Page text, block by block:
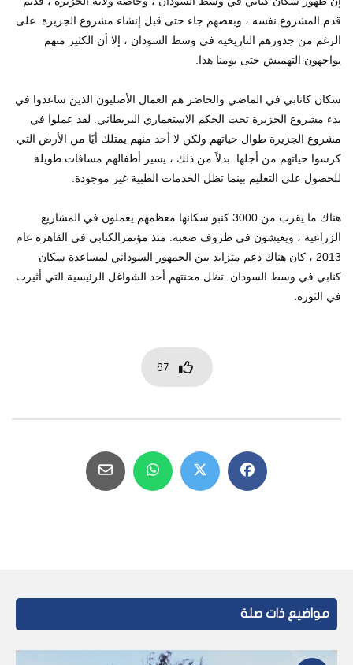
قدم المشروع نفسه ، وبعضهم جاء حتى قبل إنشاء مشروع الجزيرة. على
الرغم من جذورهم التاريخية في وسط السودان ، إلا أن الكثير منهم
يواجهون التهميش حتى يومنا هذا.
سكان كانابي في الماضي والحاضر هم العمال الأصليون الذين ساعدوا في
بدء مشروع الجزيرة تحت الحكم الاستعماري البريطاني. لقد عملوا في
مشروع الجزيرة طوال حياتهم ولكن لا أحد منهم يمتلك أيًا من الأرض التي
كرسوا حياتهم من أجلها. بدلاً من ذلك ، يسير أطفالهم مسافات طويلة
للحصول على التعليم بينما تظل الخدمات الطبية غير موجودة.
هناك ما يقرب من 3000 كنبو سكانها معظمهم يعملون في المشاريع
الزراعية ، ويعيشون في ظروف صعبة. منذ مؤتمرالكنابي في القاهرة عام
2013 ، كان هناك دعم متزايد بين الجمهور السوداني لمساعدة سكان
كنابي في وسط السودان. تظل محنتهم أحد الشواغل الرئيسية التي أثيرت
في الثورة.
67
مواضيع ذات صلة